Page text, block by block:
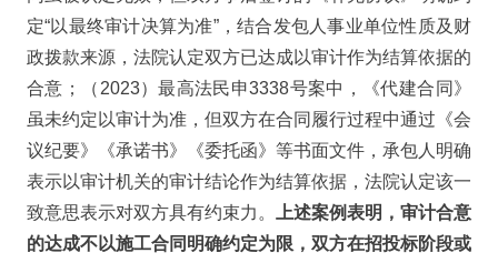
定“以最终审计决算为准”，结合发包人事业单位性质及财
政拨款来源，法院认定双方已达成以审计作为结算依据的
合意；（2023）最高法民申3338号案中，《代建合同》
虽未约定以审计为准，但双方在合同履行过程中通过《会
议纪要》《承诺书》《委托函》等书面文件，承包人明确
表示以审计机关的审计结论作为结算依据，法院认定该一
致意思表示对双方具有约束力。
上述案例表明，审计合意
的达成不以施工合同明确约定为限，双方在招投标阶段或